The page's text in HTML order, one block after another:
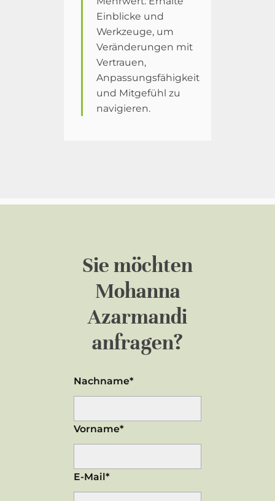
Einblicke und
Werkzeuge, um
Veränderungen mit
Vertrauen,
Anpassungsfähigkeit
und Mitgefühl zu
navigieren.
Sie möchten
Mohanna
Azarmandi
anfragen?
Nachname*
Vorname*
E-Mail*